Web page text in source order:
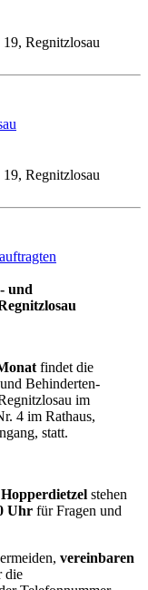
Regnitzlosau
Regnitzlosau
und
findet die
Behinderten-
im
4 im Rathaus,
statt.
stehen
Uhr für Fragen und
vereinbaren
die